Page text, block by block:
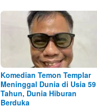
Komedian Temon Templar
Meninggal Dunia di Usia 59
Tahun, Dunia Hiburan
Berduka